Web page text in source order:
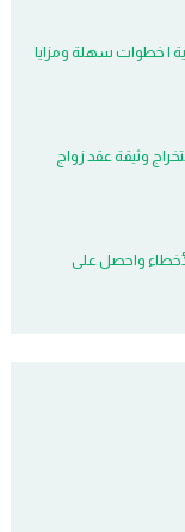
| خطوات سهلة ومزايا
وثيقة عقد زواج
واحصل على